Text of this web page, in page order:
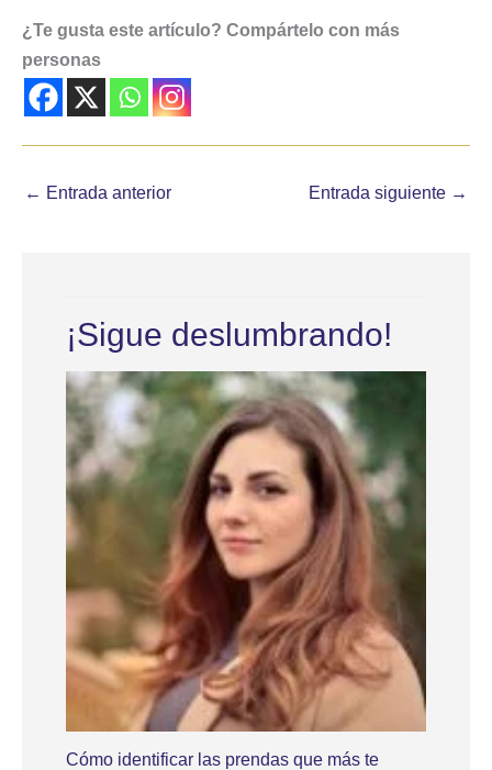
¿Te gusta este artículo? Compártelo con más
personas
← Entrada anterior Entrada siguiente →
¡Sigue deslumbrando!
Cómo identificar las prendas que más te